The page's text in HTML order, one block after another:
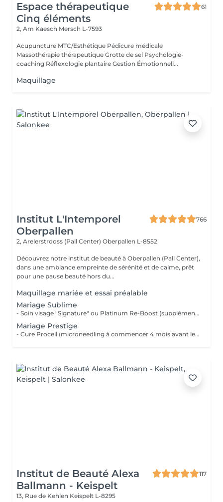
Espace thérapeutique
Cinq éléments
61
2, Am Kaesch Mersch L-7593
Acupuncture MTC/Esthétique Pédicure médicale
Massothérapie thérapeutique Grotte de sel Psychologie-
coaching Réflexologie plantaire Gestion Émotionnell...
Maquillage
Institut L'Intemporel
Oberpallen
766
2, Arelerstrooss (Pall Center) Oberpallen L-8552
Découvrez notre institut de beauté à Oberpallen (Pall Center),
dans une ambiance empreinte de sérénité et de calme, prêt
pour une pause beauté hors du...
Maquillage mariée et essai préalable
Mariage Sublime
- Soin visage "Signature" ou Platinum Re-Boost (supplément de 25€) - Gommage du corps - Massage détente dos et épaules - Beauté des pieds et vernis simple (semi permanent +6€) - Beauté des mains et vernis classique (semi permanent +15€) - Maquillage Mariée et essai préalable - Épilations au choix à la cire classique Forfait à planifier avec votre esthéticienne 599€ au lieu de 728€
Mariage Prestige
- Cure Procell (microneedling à commencer 4 mois avant le jour J) ou cure Soin Signature - Gommage du corps et massage 1h : 1 semaine avant le jour J - Beauté des mains et beauté des pieds (vernis semi permanent en supplément): 2 jours avant le jour J - Maquillage Mariée, le jour J et son essai préalable à votre convenance - Épilations au choix, 2 jours avant le jour J 1099€ au lieu de 1435€
Institut de Beauté Alexa
Ballmann - Keispelt
117
13, Rue de Kehlen Keispelt L-8295